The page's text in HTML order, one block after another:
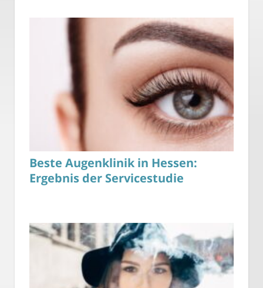
Beste Augenklinik in Hessen:
Ergebnis der Servicestudie